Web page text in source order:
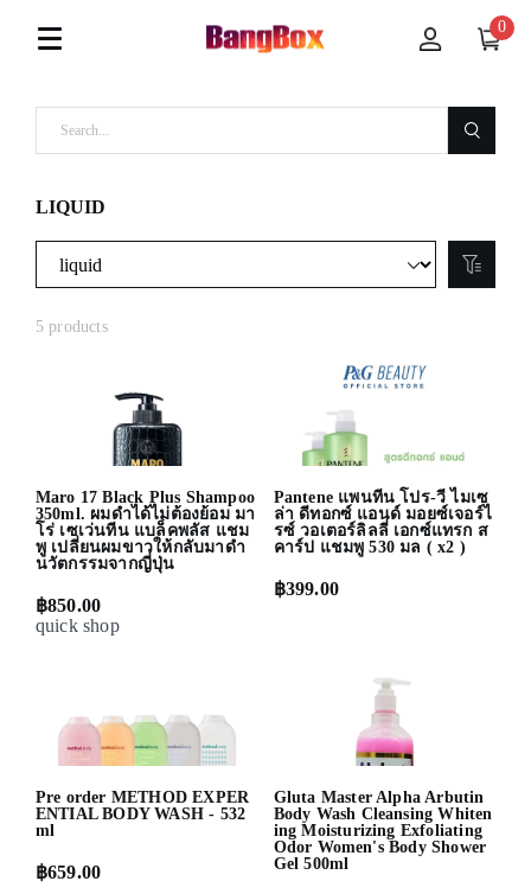
0
LIQUID
5 products
Maro 17 Black Plus Shampoo
350ml. ผมดำได้ไม่ต้องย้อม มา
โร่ เซเว่นทีน แบล็คพลัส แชม
พู เปลี่ยนผมขาวให้กลับมาดำ
นวัตกรรมจากญี่ปุ่น
฿850.00
quick shop
Pantene แพนทีน โปร-วี ไมเซ
ล่า ดีทอกซ์ แอนด์ มอยซ์เจอร์ไ
รซ์ วอเตอร์ลิลลี่ เอกซ์แทรก ส
คาร์ป แชมพู 530 มล ( x2 )
฿399.00
Pre order METHOD EXPER
ENTIAL BODY WASH - 532
ml
฿659.00
Gluta Master Alpha Arbutin
Body Wash Cleansing Whiten
ing Moisturizing Exfoliating
Odor Women's Body Shower
Gel 500ml